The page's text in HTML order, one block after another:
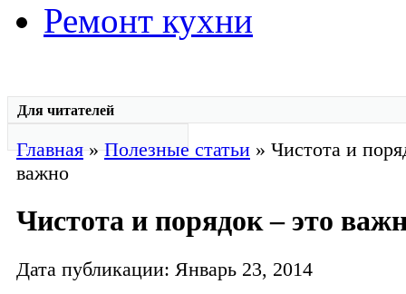
Ремонт кухни
Для читателей
Главная»Полезные статьи » Чистота и
важно
Чистота и порядок – это
Дата публикации: Январь 23, 2014